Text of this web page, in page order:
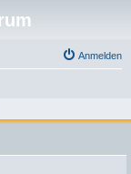
Anmelden